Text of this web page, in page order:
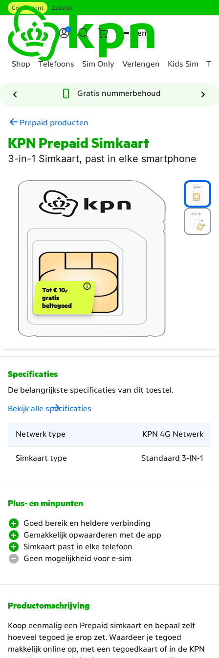
Ga naar hoofdinhoud
Consument Zakelijk
Menu
Shop Telefoons Sim Only Verlengen Kids Sim
naar
samenstellen
Gratis nummerbehoud
Prepaid producten
KPN Prepaid Simkaart
3-in-1 Simkaart, past in elke smartphone
Tot € 10,-
gratis
beltegoed
Specificaties
De belangrijkste specificaties van dit toestel.
Bekijk alle specificaties
Netwerk type KPN 4G Netwerk
Simkaart type Standaard 3-IN-1
Plus- en minpunten
Goed bereik en heldere verbinding
Gemakkelijk opwaarderen met de app
Simkaart past in elke telefoon
Geen mogelijkheid voor e-sim
Productomschrijving
Koop eenmalig een Prepaid simkaart en bepaal zelf
hoeveel tegoed je erop zet. Waardeer je tegoed
makkelijk online op, met een tegoedkaart of in de KPN